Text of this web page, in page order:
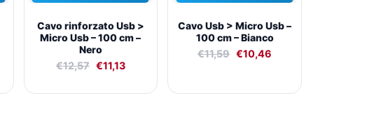
Cavo rinforzato Usb >
Micro Usb – 100 cm –
Nero
€12,57 €11,13
Cavo Usb > Micro Usb –
100 cm – Bianco
€11,59 €10,46